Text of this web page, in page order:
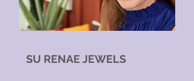
SU RENAE JEWELS